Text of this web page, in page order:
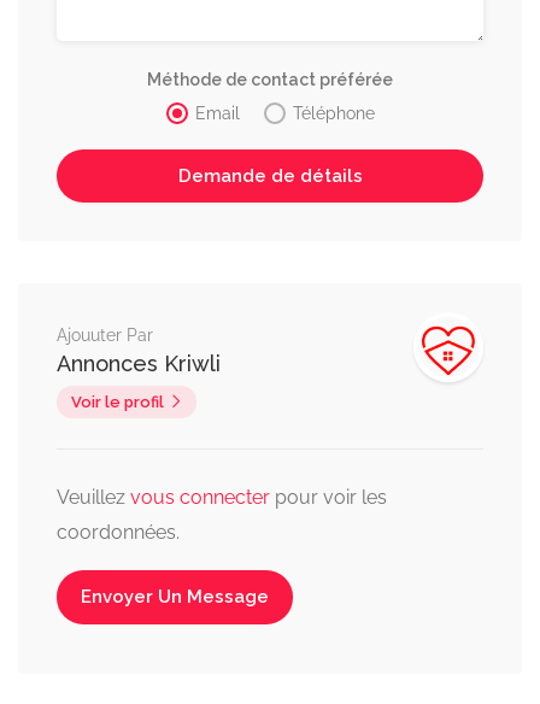
Méthode de contact préférée
Email
Téléphone
Ajouuter Par
Annonces Kriwli
Voir le profil
Veuillez vous connecter pour voir les
coordonnées.
Envoyer Un Message